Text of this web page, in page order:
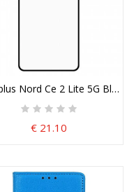
Nord Ce 2 Lite 5G
€ 21.10